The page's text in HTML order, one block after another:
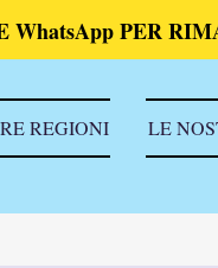
WhatsApp PER
REGIONI LE